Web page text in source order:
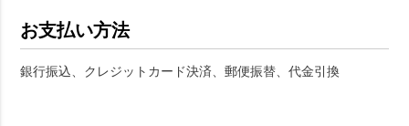
お支払い方法
銀行振込、クレジットカード決済、郵便振替、代金引換